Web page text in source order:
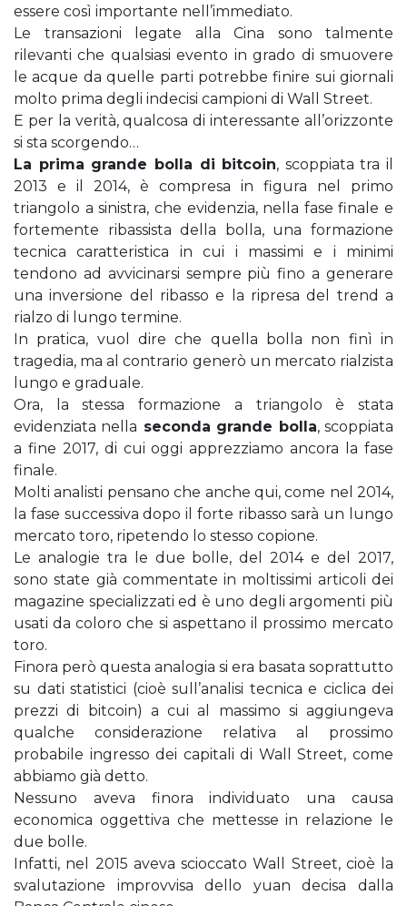
essere così importante nell’immediato.
Le transazioni legate alla Cina sono talmente
rilevanti che qualsiasi evento in grado di smuovere
le acque da quelle parti potrebbe finire sui giornali
molto prima degli indecisi campioni di Wall Street.
E per la verità, qualcosa di interessante all’orizzonte
si sta scorgendo…
La prima grande bolla di bitcoin, scoppiata tra il
2013 e il 2014, è compresa in figura nel primo
triangolo a sinistra, che evidenzia, nella fase finale e
fortemente ribassista della bolla, una formazione
tecnica caratteristica in cui i massimi e i minimi
tendono ad avvicinarsi sempre più fino a generare
una inversione del ribasso e la ripresa del trend a
rialzo di lungo termine.
In pratica, vuol dire che quella bolla non finì in
tragedia, ma al contrario generò un mercato rialzista
lungo e graduale.
Ora, la stessa formazione a triangolo è stata
evidenziata nella seconda grande bolla, scoppiata
a fine 2017, di cui oggi apprezziamo ancora la fase
finale.
Molti analisti pensano che anche qui, come nel 2014,
la fase successiva dopo il forte ribasso sarà un lungo
mercato toro, ripetendo lo stesso copione.
Le analogie tra le due bolle, del 2014 e del 2017,
sono state già commentate in moltissimi articoli dei
magazine specializzati ed è uno degli argomenti più
usati da coloro che si aspettano il prossimo mercato
toro.
Finora però questa analogia si era basata soprattutto
su dati statistici (cioè sull’analisi tecnica e ciclica dei
prezzi di bitcoin) a cui al massimo si aggiungeva
qualche considerazione relativa al prossimo
probabile ingresso dei capitali di Wall Street, come
abbiamo già detto.
Nessuno aveva finora individuato una causa
economica oggettiva che mettesse in relazione le
due bolle.
Infatti, nel 2015 aveva scioccato Wall Street, cioè la
svalutazione improvvisa dello yuan decisa dalla